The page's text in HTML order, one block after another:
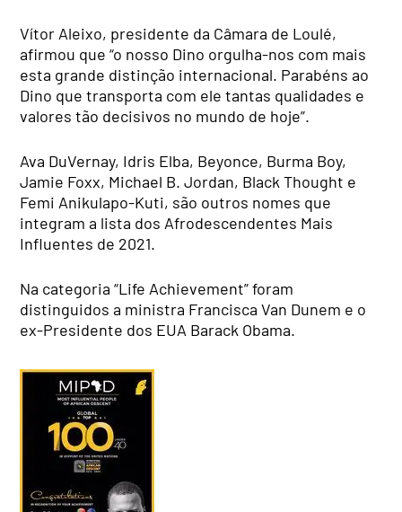
Vítor Aleixo, presidente da Câmara de Loulé,
afirmou que “o nosso Dino orgulha-nos com mais
esta grande distinção internacional. Parabéns ao
Dino que transporta com ele tantas qualidades e
valores tão decisivos no mundo de hoje”.
Ava DuVernay, Idris Elba, Beyonce, Burma Boy,
Jamie Foxx, Michael B. Jordan, Black Thought e
Femi Anikulapo-Kuti, são outros nomes que
integram a lista dos Afrodescendentes Mais
Influentes de 2021.
Na categoria “Life Achievement” foram
distinguidos a ministra Francisca Van Dunem e o
ex-Presidente dos EUA Barack Obama.